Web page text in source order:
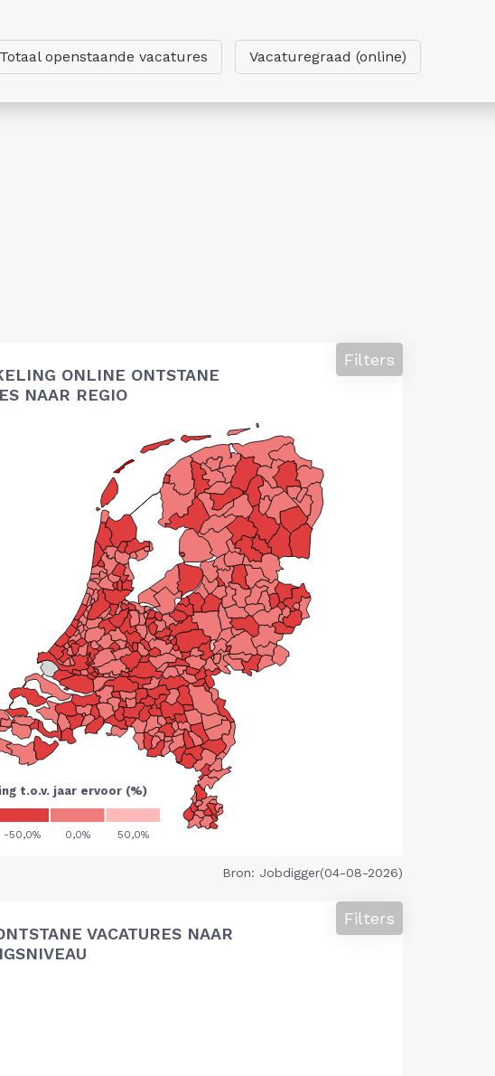
Totaal openstaande vacatures Vacaturegraad (online)
ONLINE ONTSTANE
NAAR REGIO
Filters
Bron: Jobdigger(04-08-2026)
VACATURES NAAR
Filters